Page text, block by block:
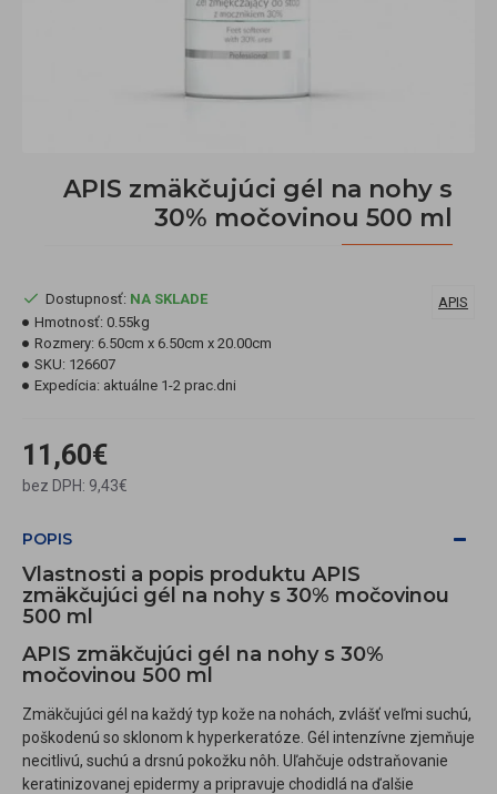
APIS zmäkčujúci gél na nohy s
30% močovinou 500 ml
11,60€
bez DPH: 9,43€
Dostupnosť: NA SKLADE
Hmotnosť: 0.55kg
Rozmery: 6.50cm x 6.50cm x 20.00cm
SKU: 126607
Expedícia: aktuálne 1-2 prac.dni
APIS
POPIS
Vlastnosti a popis produktu APIS
zmäkčujúci gél na nohy s 30% močovinou
500 ml
APIS zmäkčujúci gél na nohy s 30%
močovinou 500 ml
Zmäkčujúci gél na každý typ kože na nohách, zvlášť veľmi suchú,
poškodenú so sklonom k hyperkeratóze. Gél intenzívne zjemňuje
necitlivú, suchú a drsnú pokožku nôh. Uľahčuje odstraňovanie
keratinizovanej epidermy a pripravuje chodidlá na ďalšie